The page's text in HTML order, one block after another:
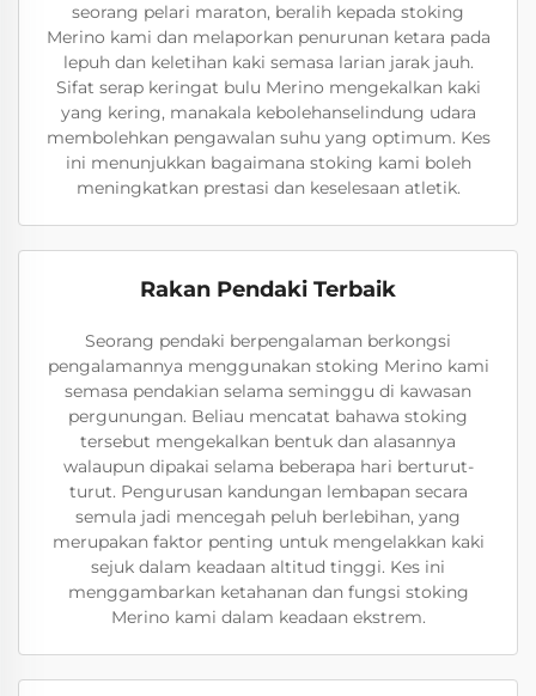
seorang pelari maraton, beralih kepada stoking
Merino kami dan melaporkan penurunan ketara pada
lepuh dan keletihan kaki semasa larian jarak jauh.
Sifat serap keringat bulu Merino mengekalkan kaki
yang kering, manakala kebolehanselindung udara
membolehkan pengawalan suhu yang optimum. Kes
ini menunjukkan bagaimana stoking kami boleh
meningkatkan prestasi dan keselesaan atletik.
Rakan Pendaki Terbaik
Seorang pendaki berpengalaman berkongsi
pengalamannya menggunakan stoking Merino kami
semasa pendakian selama seminggu di kawasan
pergunungan. Beliau mencatat bahawa stoking
tersebut mengekalkan bentuk dan alasannya
walaupun dipakai selama beberapa hari berturut-
turut. Pengurusan kandungan lembapan secara
semula jadi mencegah peluh berlebihan, yang
merupakan faktor penting untuk mengelakkan kaki
sejuk dalam keadaan altitud tinggi. Kes ini
menggambarkan ketahanan dan fungsi stoking
Merino kami dalam keadaan ekstrem.